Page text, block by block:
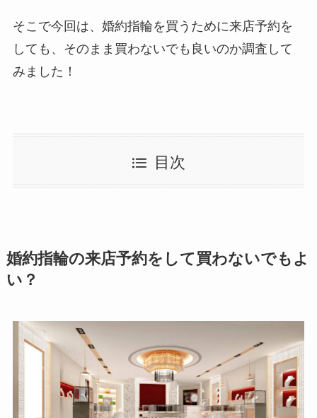
そこで今回は、婚約指輪を買うために来店予約を
しても、そのまま買わないでも良いのか調査して
みました！
目次
婚約指輪の来店予約をして買わないでもよ
い？